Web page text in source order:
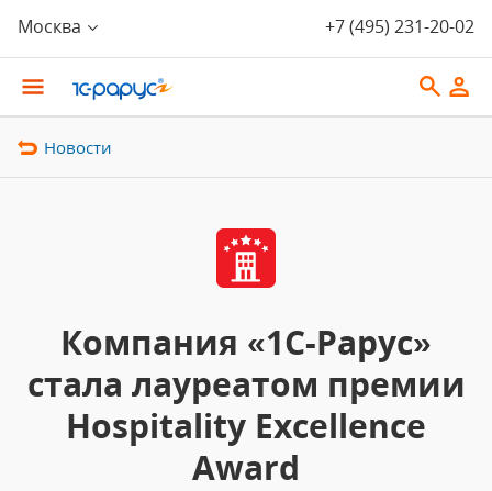
Москва +7 (495) 231-20-02
Новости
Компания «1С-Рарус»
стала лауреатом премии
Hospitality Excellence
Award